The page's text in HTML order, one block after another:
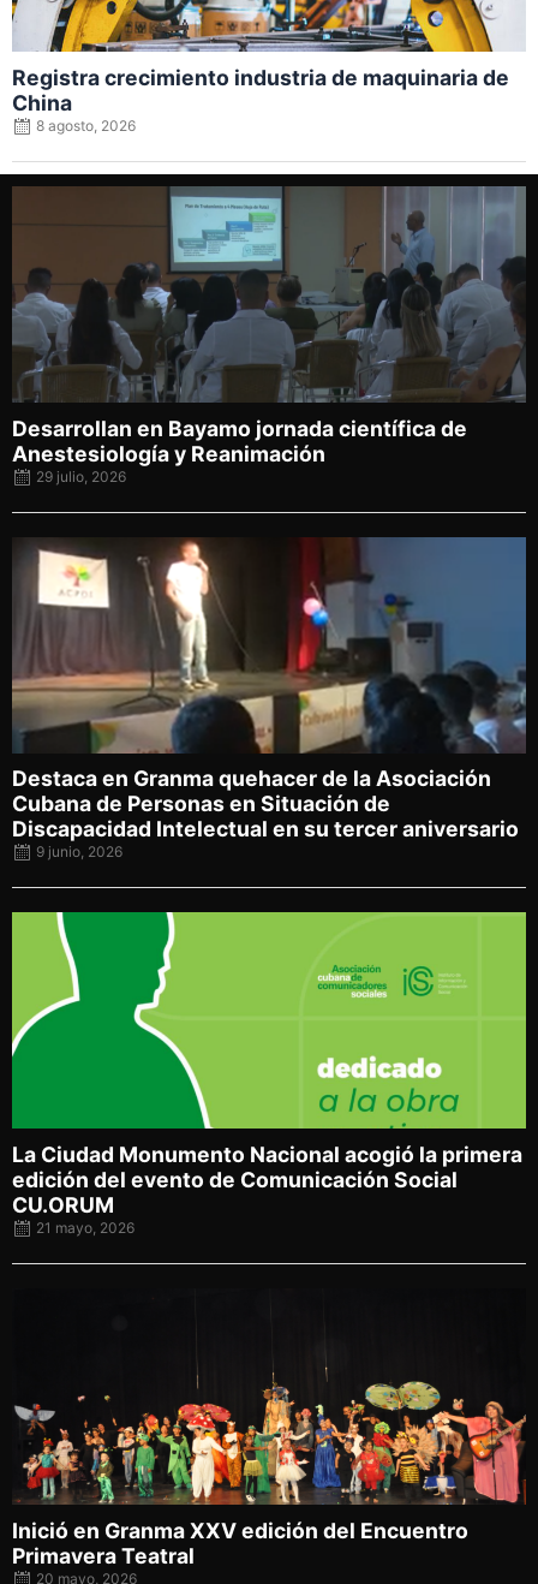
Registra crecimiento industria de maquinaria de
China
8 agosto, 2026
Desarrollan en Bayamo jornada científica de
Anestesiología y Reanimación
29 julio, 2026
Destaca en Granma quehacer de la Asociación
Cubana de Personas en Situación de
Discapacidad Intelectual en su tercer aniversario
Posted
on
9 junio, 2026
La Ciudad Monumento Nacional acogió la primera
edición del evento de Comunicación Social
CU.ORUM
Posted
21 mayo, 2026
Inició en Granma XXV edición del Encuentro
Primavera Teatral
20 mayo, 2026